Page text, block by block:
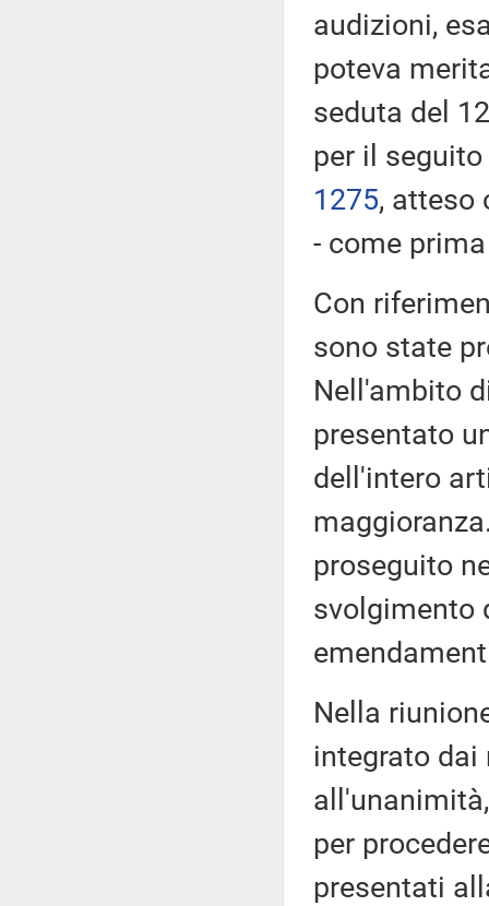
audizioni,
poteva
seduta del
per il
1275​, atteso
- come
Con
sono state
Nell'ambito
presentato
dell'intero
proseguito
svolgimento
Nella
integrato dai
per
presentati